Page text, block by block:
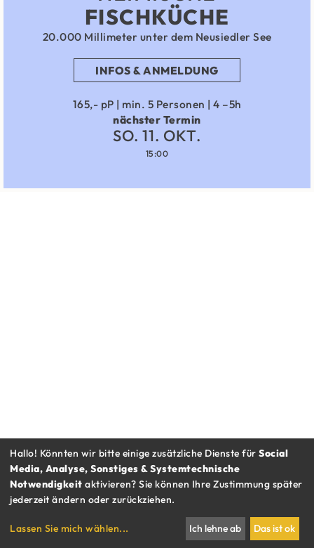
FISCHKÜCHE
20.000 Millimeter unter dem Neusiedler See
INFOS & ANMELDUNG
165,- pP | min. 5 Personen | 4 –5h
nächster Termin
SO. 11. OKT.
15:00
RESTAURANT BAUERNMARKT
Hallo! Könnten wir bitte einige zusätzliche Dienste für Social
Media, Analyse, Sonstiges & Systemtechnische
Notwendigkeit aktivieren? Sie können Ihre Zustimmung später
jederzeit ändern oder zurückziehen.
Lassen Sie mich wählen... Ich lehne ab Das ist ok